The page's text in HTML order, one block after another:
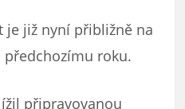
je již nyní přibližně na
roku.
připravovanou